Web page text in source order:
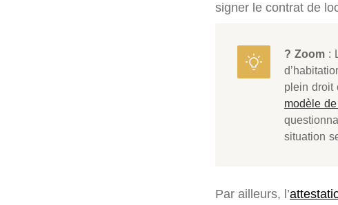
signer le contrat de
? Zoom :
plein droit
modèle
situation
Par ailleurs, l’